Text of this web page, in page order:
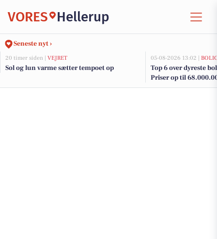
VORES Hellerup
Seneste nyt ›
20 timer siden | VEJRET
Sol og lun varme sætter tempoet op
05-08-2026 13:02 |
Top 6 over dyreste
Priser op til